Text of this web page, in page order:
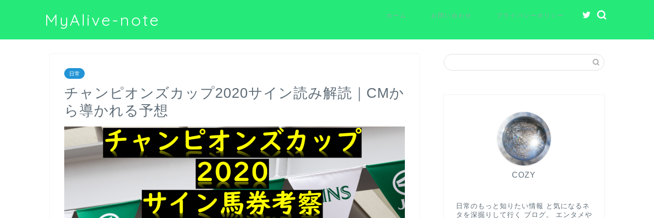
MyAlive-note ホーム お問い合わせ プライバシーポリシー
日常
チャンピオンズカップ2020サイン読み解読｜CMか
ら導かれる予想
COZY
日常のもっと知りたい情報 と気になるネ
タを深掘りして行く ブログ。 エンタメや